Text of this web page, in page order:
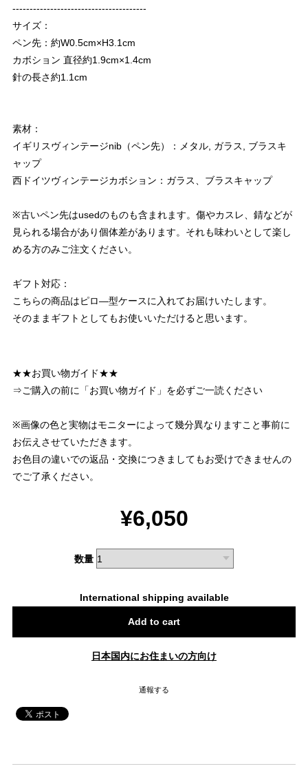
---------------------------------------
サイズ：
ペン先：約W0.5cm×H3.1cm
カボション 直径約1.9cm×1.4cm
針の長さ約1.1cm
素材：
イギリスヴィンテージnib（ペン先）：メタル, ガラス, ブラスキ
ャップ
西ドイツヴィンテージカボション：ガラス、ブラスキャップ
※古いペン先はusedのものも含まれます。傷やカスレ、錆などが
見られる場合があり個体差があります。それも味わいとして楽し
める方のみご注文ください。
ギフト対応：
こちらの商品はピロ―型ケースに入れてお届けいたします。
そのままギフトとしてもお使いいただけると思います。
★★お買い物ガイド★★
⇒ご購入の前に「お買い物ガイド」を必ずご一読ください
※画像の色と実物はモニターによって幾分異なりますこと事前に
お伝えさせていただきます。
お色目の違いでの返品・交換につきましてもお受けできませんの
でご了承ください。
¥6,050
数量
International shipping available
Add to cart
日本国内にお住まいの方向け
通報する